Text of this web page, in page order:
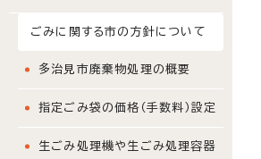
ごみに関する市の方針について
多治見市廃棄物処理の概要
指定ごみ袋の価格（手数料）設定
生ごみ処理機や生ごみ処理容器